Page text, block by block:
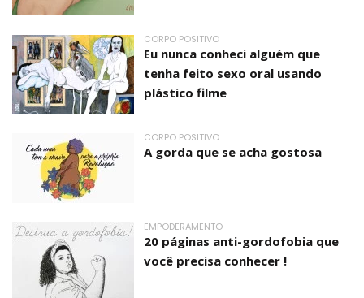
CORPO POSITIVO
Eu nunca conheci alguém que
tenha feito sexo oral usando
plástico filme
CORPO POSITIVO
A gorda que se acha gostosa
EMPODERAMENTO
20 páginas anti-gordofobia que
você precisa conhecer !